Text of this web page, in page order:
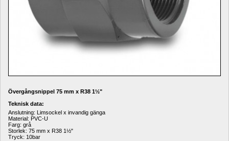
Övergångsnippel 75 mm x R38 1½"
Teknisk data:
Anslutning: Limsockel x invandig gänga
Material: PVC-U
Farg: grå
Storlek: 75 mm x R38 1½"
Tryck: 10bar